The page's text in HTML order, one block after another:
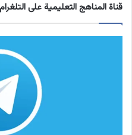
قناة المناهج التعليمية على التلغرام